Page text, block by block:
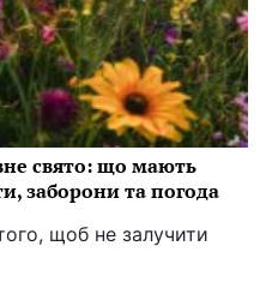
свято: що мають
заборони та погода
щоб не залучити